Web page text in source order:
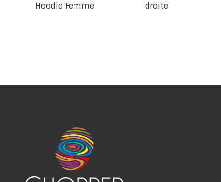
Hoodie Femme
droite